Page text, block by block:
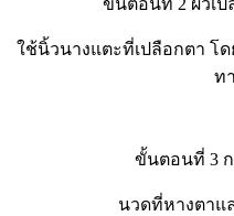
ขั้นตอนที่ 2 ผิวเป
ใช้นิ้วนางแตะที่เปลือกตา โ
ท
ขั้นตอนที่ 3
นวดที่หางตาแ